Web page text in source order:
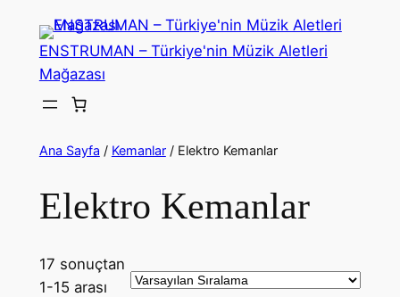
ENSTRUMAN – Türkiye'nin Müzik Aletleri
Mağazası
Ana Sayfa / Kemanlar/ Elektro Kemanlar
Elektro Kemanlar
17 sonuçtan
1-15 arası